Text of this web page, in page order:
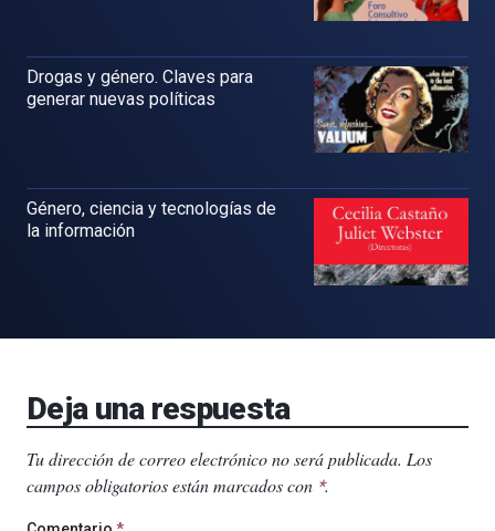
Drogas y género. Claves para
generar nuevas políticas
Género, ciencia y tecnologías de
la información
Deja una respuesta
Tu dirección de correo electrónico no será publicada. Los
campos obligatorios están marcados con *.